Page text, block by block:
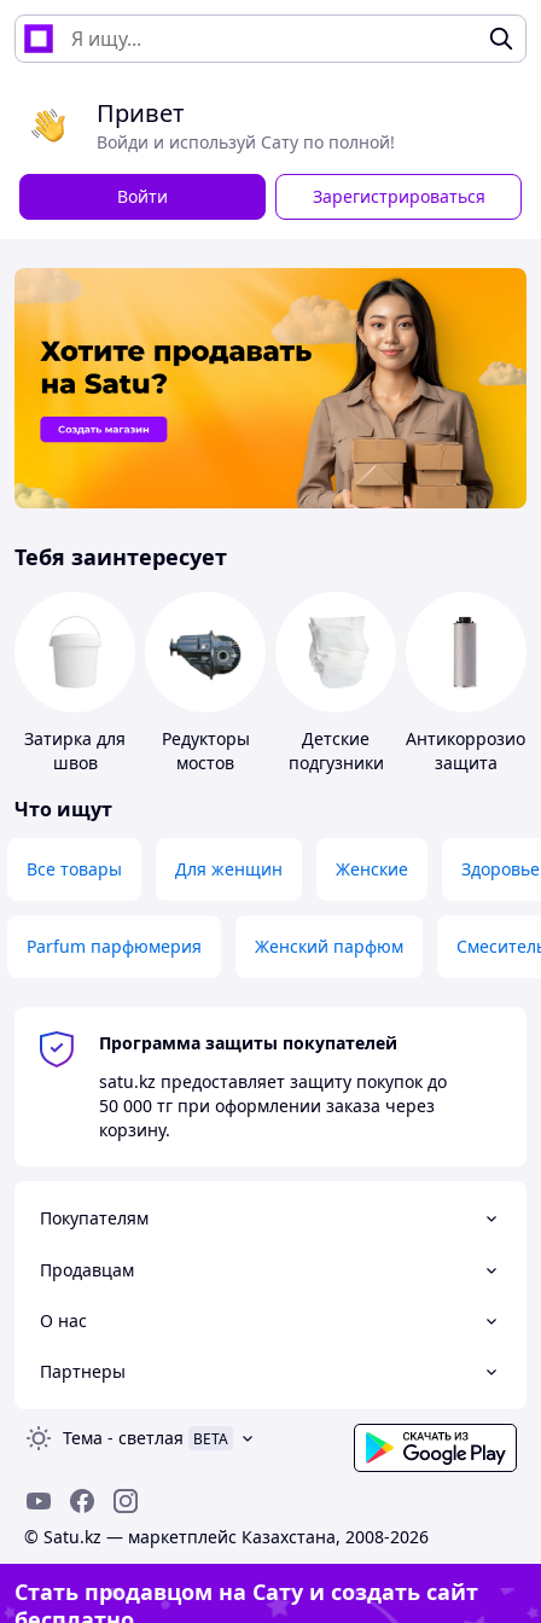
Привет
Войди и используй Сату по полной!
Войти Зарегистрироваться
Тебя заинтересует
Затирка для
швов
Редукторы
мостов
Детские
подгузники
защита
Что ищут
Все товары Для женщин Женские Здоровье
Parfum парфюмерия Женский парфюм
Программа защиты покупателей
satu.kz предоставляет защиту покупок до
50 000 тг при оформлении заказа через
корзину.
Покупателям
Продавцам
О нас
Партнеры
Тема - светлая BETA
© Satu.kz — маркетплейс Казахстана, 2008-2026
Стать продавцом на Сату и создать сайт